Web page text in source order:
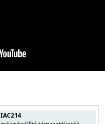
IAC214